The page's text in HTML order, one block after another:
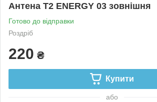
Антена Т2 ENERGY 03 зовнішня
Готово до відправки
Роздріб
220 ₴
Купити
або